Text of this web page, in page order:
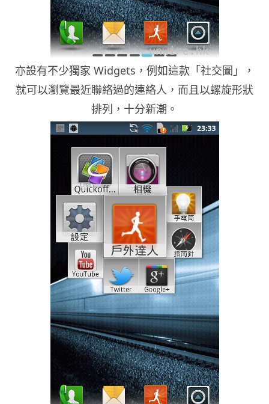
亦設有不少獨家 Widgets，例如這款「社交圖」，
就可以瀏覽最近聯絡過的連絡人，而且以螺旋形狀
排列，十分新潮。